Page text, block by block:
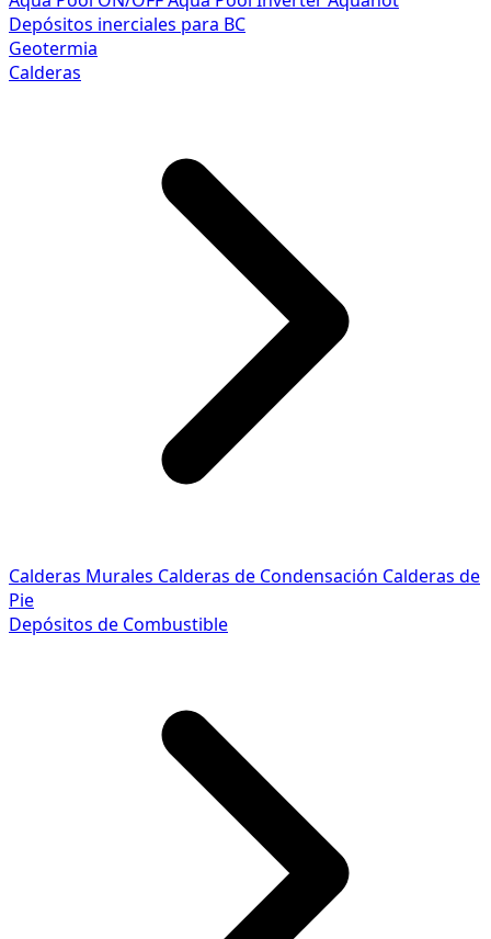
Depósitos inerciales para BC
Geotermia
Calderas
Calderas Murales Calderas de Condensación Calderas de
Pie
Depósitos de Combustible